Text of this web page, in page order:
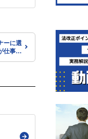
ーに選
仕事を